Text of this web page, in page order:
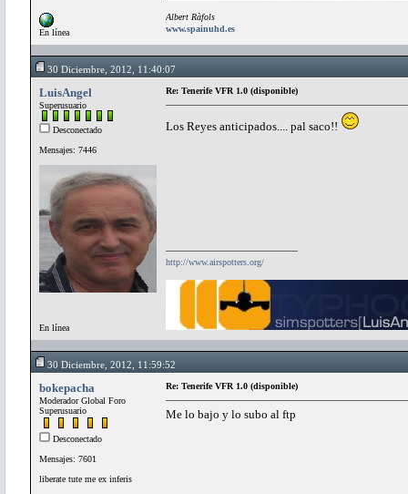
En línea
Albert Ràfols
www.spainuhd.es
30 Diciembre, 2012, 11:40:07
LuisAngel
Superusuario
Desconectado
Mensajes: 7446
En línea
Re: Tenerife VFR 1.0 (disponible)
Los Reyes anticipados.... pal saco!!
http://www.airspotters.org/
30 Diciembre, 2012, 11:59:52
bokepacha
Moderador Global Foro
Superusuario
Desconectado
Mensajes: 7601
liberate tute me ex inferis
Re: Tenerife VFR 1.0 (disponible)
Me lo bajo y lo subo al ftp